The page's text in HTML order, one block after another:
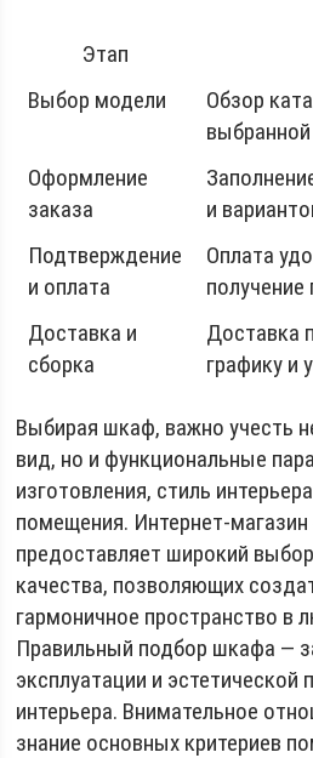
Этап
Выбор модели
Обзор
Оформление
заказа
и
Подтверждение
и оплата
Оплата
Доставка и
сборка
Доставка
графику и
Выбирая шкаф, важно учесть
вид, но и функциональные
изготовления, стиль
помещения. Интернет-
предоставляет широкий
качества, позволяющих
гармоничное пространство в
Правильный подбор шкафа —
эксплуатации и эстетической
интерьера. Внимательное
знание основных критериев